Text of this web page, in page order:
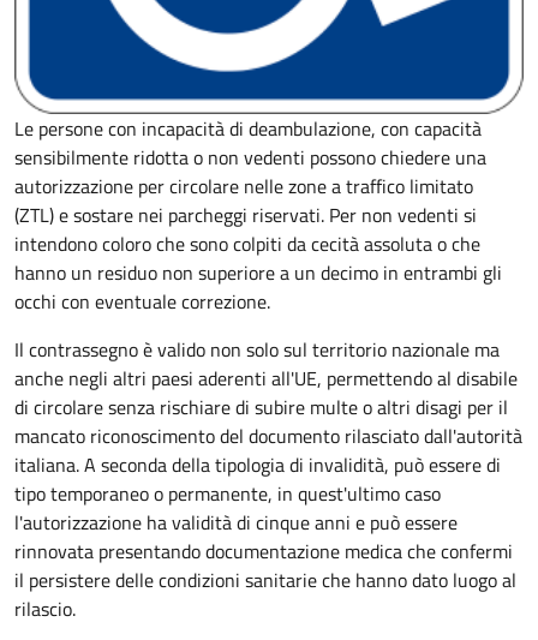
Le persone con incapacità di deambulazione, con capacità
sensibilmente ridotta o non vedenti possono chiedere una
autorizzazione per circolare nelle zone a traffico limitato
(ZTL) e sostare nei parcheggi riservati. Per non vedenti si
intendono coloro che sono colpiti da cecità assoluta o che
hanno un residuo non superiore a un decimo in entrambi gli
occhi con eventuale correzione.
Il contrassegno è valido non solo sul territorio nazionale ma
anche negli altri paesi aderenti all'UE, permettendo al disabile
di circolare senza rischiare di subire multe o altri disagi per il
mancato riconoscimento del documento rilasciato dall'autorità
italiana. A seconda della tipologia di invalidità, può essere di
tipo temporaneo o permanente, in quest'ultimo caso
l'autorizzazione ha validità di cinque anni e può essere
rinnovata presentando documentazione medica che confermi
il persistere delle condizioni sanitarie che hanno dato luogo al
rilascio.